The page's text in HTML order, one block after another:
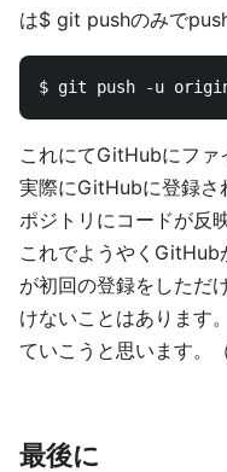
は$ git pushのみで
これにてGitHubにファ
実際にGitHubに登録さ
ポジトリにコードが反
これでようやくGitHub
が初回の登録をしただ
けないことはあります
ていこうと思います。
最後に